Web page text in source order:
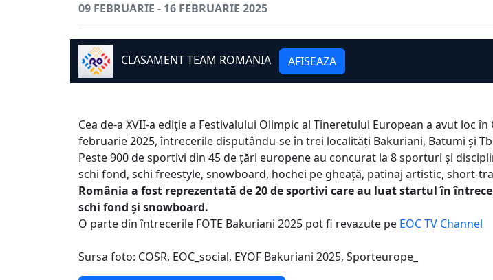
09 FEBRUARIE - 16 FEBRUARIE 2025
CLASAMENT TEAM ROMANIA AFISEAZA
Cea de-a XVII-a ediție a Festivalului Olimpic al Tineretului European a avut loc
februarie 2025, întrecerile disputându-se în trei localități Bakuriani, Batumi și
Peste 900 de sportivi din 45 de țări europene au concurat la 8 sporturi și
schi fond, schi freestyle, snowboard, hochei pe gheață, patinaj artistic, short-
România a fost reprezentată de 20 de sportivi care au luat startul în
schi fond și snowboard.
O parte din întrecerile FOTE Bakuriani 2025 pot fi revazute pe EOC TV Channel
Sursa foto: COSR, EOC_social, EYOF Bakuriani 2025, Sporteurope_